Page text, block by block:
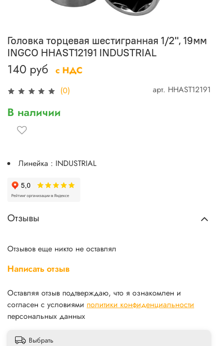
(0) арт. HHAST12191
Головка торцевая шестигранная 1/2", 19мм
INGCO HHAST12191 INDUSTRIAL
140 руб с НДС
В наличии
Линейка : INDUSTRIAL
Отзывы
Отзывов еще никто не оставлял
Написать отзыв
Оставляя отзыв подтверждаю, что я ознакомлен и
согласен с условиями политики конфиденциальности
персональных данных
Выбрать